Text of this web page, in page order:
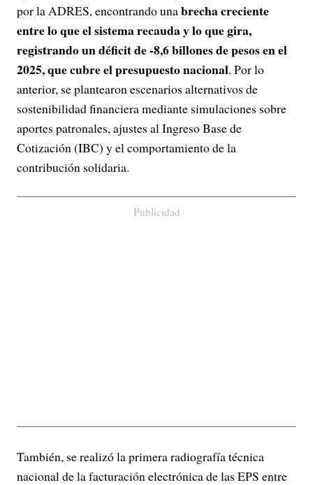
por la ADRES, encontrando unabrecha creciente
entre lo que el sistema recauda y lo que gira,
registrando un déficit de -8,6 billones de pesos en el
2025, que cubre el presupuesto nacional. Por lo
anterior, se plantearon escenarios alternativos de
sostenibilidad financiera mediante simulaciones sobre
aportes patronales, ajustes al Ingreso Base de
Cotización (IBC) y el comportamiento de la
contribución solidaria.
Publicidad
También, se realizó la primera radiografía técnica
nacional de la facturación electrónica de las EPS entre